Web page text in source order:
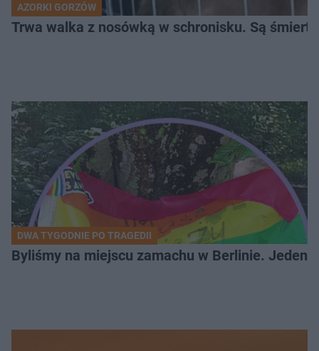
AZORKI GORZÓW
Trwa walka z nosówką w schronisku. Są
DWA TYGODNIE PO TRAGEDII
Byliśmy na miejscu zamachu w Berlinie. Jeden